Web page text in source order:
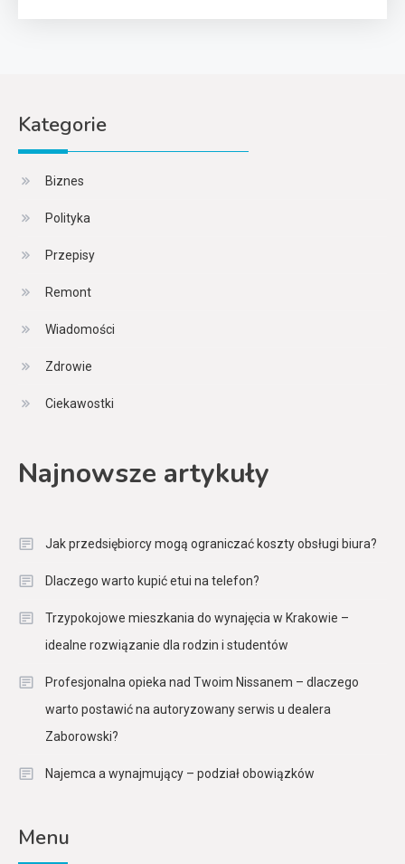
Kategorie
Biznes
Polityka
Przepisy
Remont
Wiadomości
Zdrowie
Ciekawostki
Najnowsze artykuły
Jak przedsiębiorcy mogą ograniczać koszty obsługi biura?
Dlaczego warto kupić etui na telefon?
Trzypokojowe mieszkania do wynajęcia w Krakowie –
idealne rozwiązanie dla rodzin i studentów
Profesjonalna opieka nad Twoim Nissanem – dlaczego
warto postawić na autoryzowany serwis u dealera
Zaborowski?
Najemca a wynajmujący – podział obowiązków
Menu